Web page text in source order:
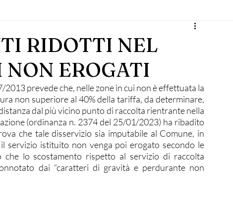
RIDOTTI NEL
NON EROGATI
2013 prevede che, nelle zone in cui non è effettuata la
non superiore al 40% della tariffa, da determinare,
dal più vicino punto di raccolta rientrante nella
(ordinanza n. 2374 del 25/01/2023) ha ribadito
che tale disservizio sia imputabile al Comune, in
servizio istituito non venga poi erogato secondo le
che lo scostamento rispetto al servizio di raccolta
dai “caratteri di gravità e perdurante non